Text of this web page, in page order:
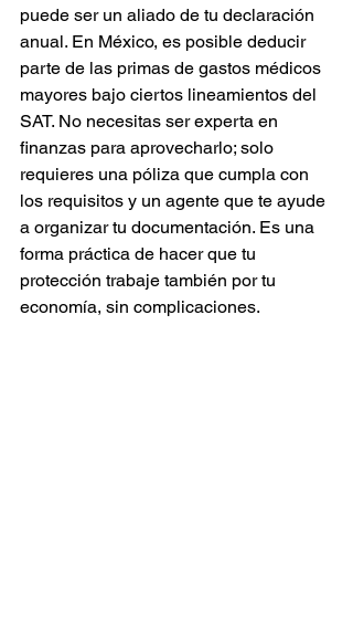
puede ser un aliado de tu declaración
anual. En México, es posible deducir
parte de las primas de gastos médicos
mayores bajo ciertos lineamientos del
SAT. No necesitas ser experta en
finanzas para aprovecharlo; solo
requieres una póliza que cumpla con
los requisitos y un agente que te ayude
a organizar tu documentación. Es una
forma práctica de hacer que tu
protección trabaje también por tu
economía, sin complicaciones.